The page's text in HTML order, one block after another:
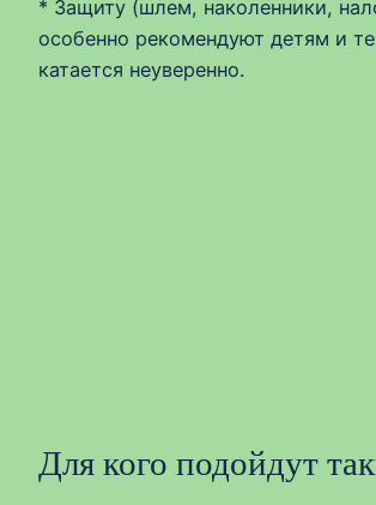
* Защиту (шлем, наколенники,
особенно рекомендуют детям и
катается неуверенно.
Для кого подойдут